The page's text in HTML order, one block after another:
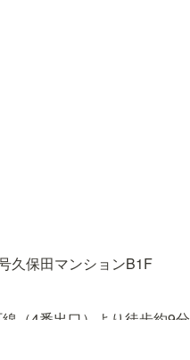
久保田マンションB1F
（4番出口）より徒歩約9分